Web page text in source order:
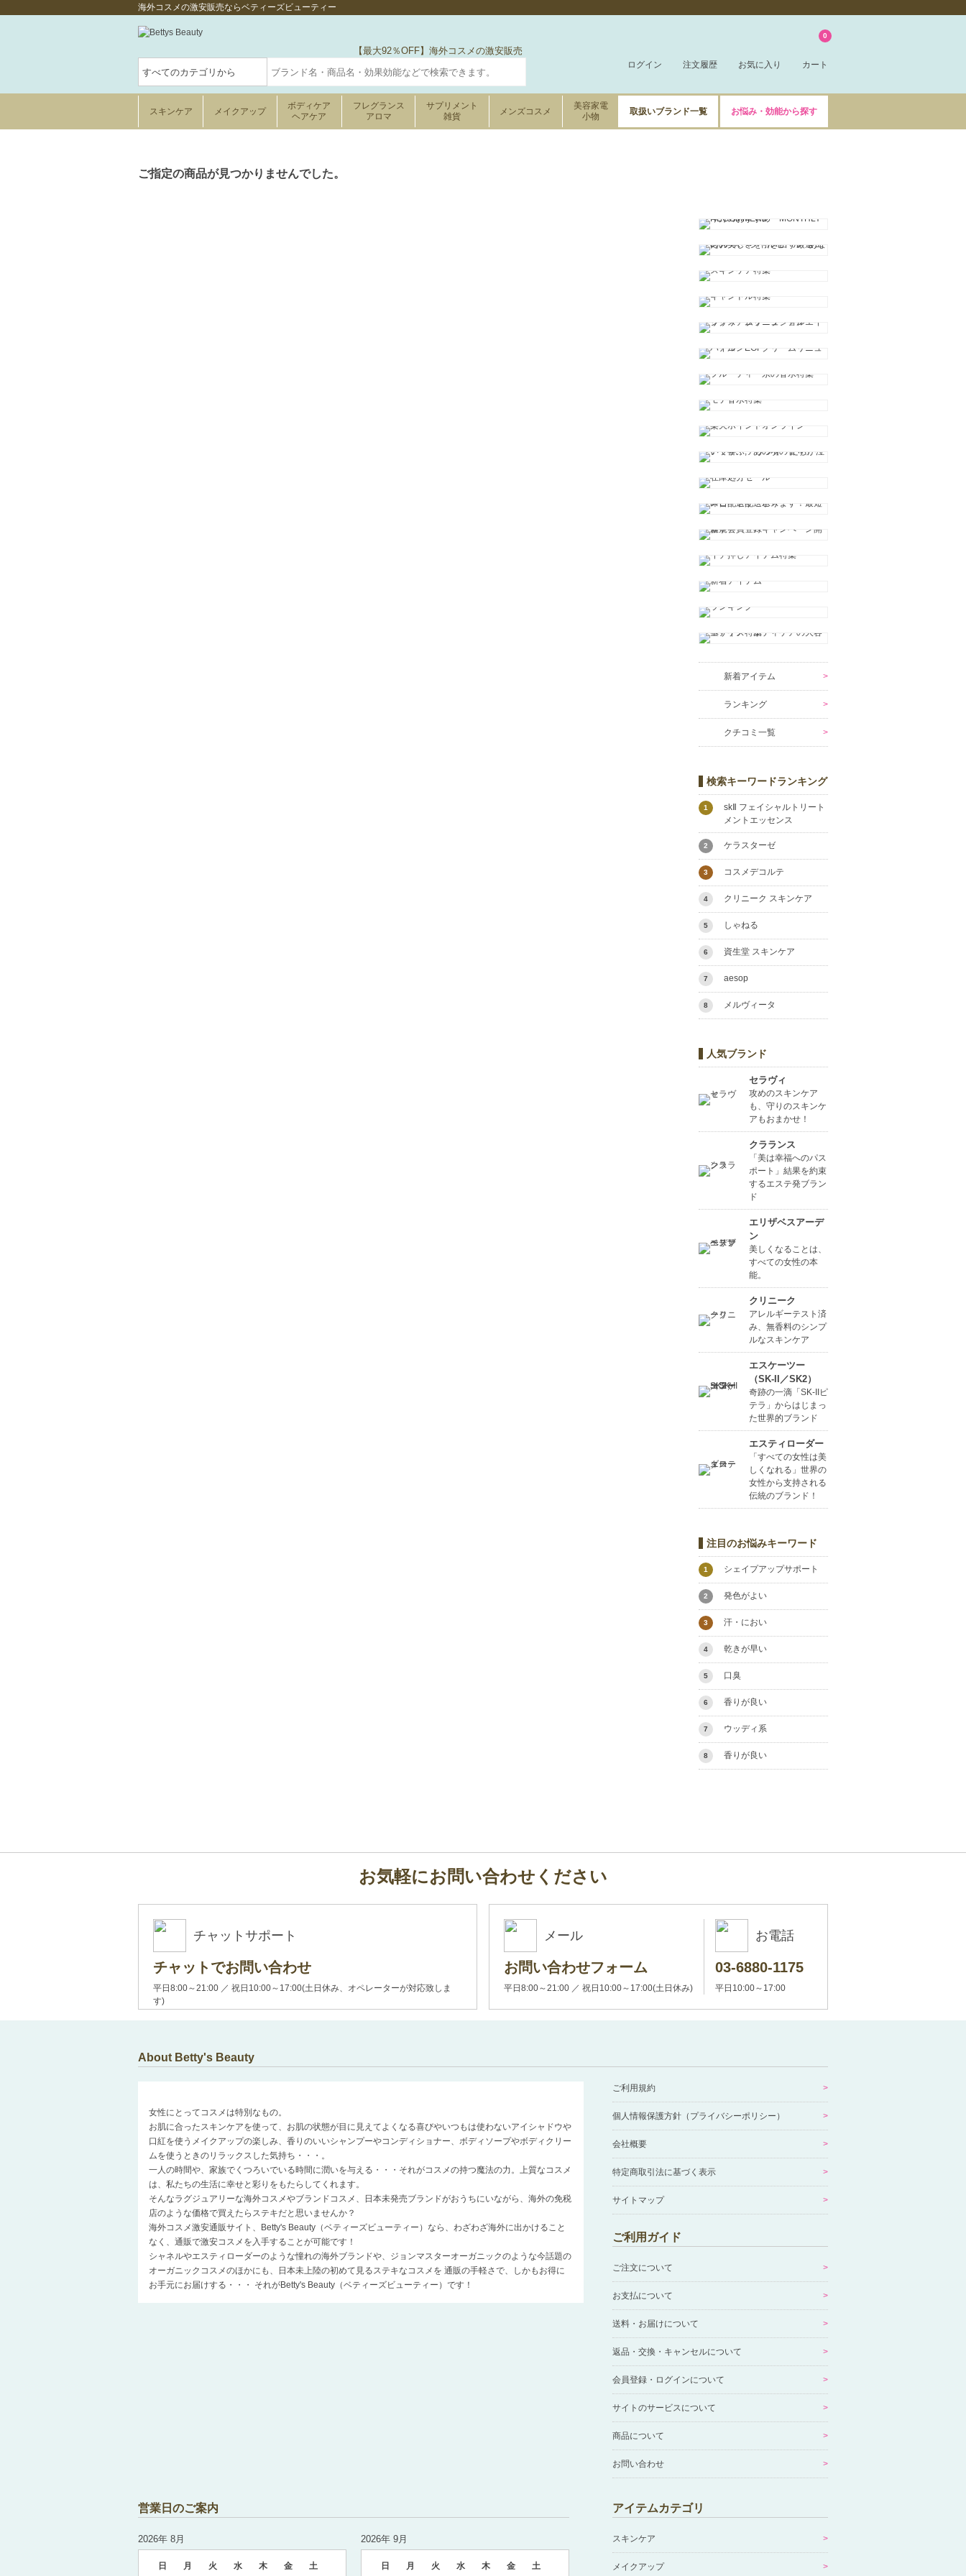
海外コスメの激安販売ならベティーズビューティー
【最大92％OFF】海外コスメの激安販売
ログイン 注文履歴 お気に入り カート
0
スキンケア メイクアップ
ボディケア
ヘアケア
フレグランス
アロマ
サプリメント
雑貨
メンズコスメ
美容家電
小物
取扱いブランド一覧 お悩み・効能から探す
ご指定の商品が見つかりませんでした。
新着アイテム
ランキング
クチコミ一覧
検索キーワードランキング
1
skⅡ フェイシャルトリート
メントエッセンス
2 ケラスターゼ
3 コスメデコルテ
4 クリニーク スキンケア
5 しゃねる
6 資生堂 スキンケア
7 aesop
8 メルヴィータ
人気ブランド
セラヴィ
攻めのスキンケア
も、守りのスキンケ
アもおまかせ！
クラランス
「美は幸福へのパス
ポート」結果を約束
するエステ発ブラン
ド
エリザベスアーデ
ン
美しくなることは、
すべての女性の本
能。
クリニーク
アレルギーテスト済
み、無香料のシンプ
ルなスキンケア
エスケーツー
（SK-II／SK2）
奇跡の一滴「SK-IIピ
テラ」からはじまっ
た世界的ブランド
エスティローダー
「すべての女性は美
しくなれる」世界の
女性から支持される
伝統のブランド！
注目のお悩みキーワード
1 シェイプアップサポート
2 発色がよい
3 汗・におい
4 乾きが早い
5 口臭
6 香りが良い
7 ウッディ系
8 香りが良い
お気軽にお問い合わせください
チャットサポート
チャットでお問い合わせ
平日8:00～21:00 ／ 祝日10:00～17:00(土日休み、オペレーターが対応致しま
す)
メール
お問い合わせフォーム
平日8:00～21:00 ／ 祝日10:00～17:00(土日休み)
お電話
03-6880-1175
平日10:00～17:00
About Betty's Beauty
女性にとってコスメは特別なもの。
お肌に合ったスキンケアを使って、お肌の状態が目に見えてよくなる喜びやいつもは使わないアイシャドウや
口紅を使うメイクアップの楽しみ、香りのいいシャンプーやコンディショナー、ボディソープやボディクリー
ムを使うときのリラックスした気持ち・・・。
一人の時間や、家族でくつろいでいる時間に潤いを与える・・・それがコスメの持つ魔法の力。上質なコスメ
は、私たちの生活に幸せと彩りをもたらしてくれます。
そんなラグジュアリーな海外コスメやブランドコスメ、日本未発売ブランドがおうちにいながら、海外の免税
店のような価格で買えたらステキだと思いませんか？
海外コスメ激安通販サイト、Betty's Beauty（ベティーズビューティー）なら、わざわざ海外に出かけること
なく、通販で激安コスメを入手することが可能です！
シャネルやエスティローダーのような憧れの海外ブランドや、ジョンマスターオーガニックのような今話題の
オーガニックコスメのほかにも、日本未上陸の初めて見るステキなコスメを 通販の手軽さで、しかもお得に
お手元にお届けする・・・ それがBetty's Beauty（ベティーズビューティー）です！
ご利用規約
個人情報保護方針（プライバシーポリシー）
会社概要
特定商取引法に基づく表示
サイトマップ
ご利用ガイド
ご注文について
お支払について
送料・お届けについて
返品・交換・キャンセルについて
会員登録・ログインについて
サイトのサービスについて
商品について
お問い合わせ
営業日のご案内
2026年 8月
日 月 火 水 木 金 土
2026年 9月
日 月 火 水 木 金 土
アイテムカテゴリ
スキンケア
メイクアップ